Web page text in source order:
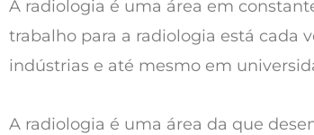
A radiologia é uma área em
trabalho para a radiologia está cada
indústrias e até mesmo em
A radiologia é uma área da que